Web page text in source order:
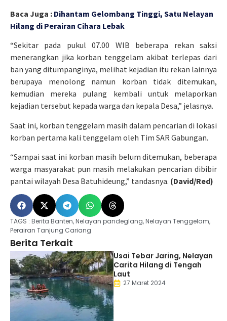
Baca Juga : Dihantam Gelombang Tinggi, Satu Nelayan
Hilang di Perairan Cihara Lebak
“Sekitar pada pukul 07.00 WIB beberapa rekan saksi
menerangkan jika korban tenggelam akibat terlepas dari
ban yang ditumpanginya, melihat kejadian itu rekan lainnya
berupaya menolong namun korban tidak ditemukan,
kemudian mereka pulang kembali untuk melaporkan
kejadian tersebut kepada warga dan kepala Desa,” jelasnya.
Saat ini, korban tenggelam masih dalam pencarian di lokasi
korban pertama kali tenggelam oleh Tim SAR Gabungan.
“Sampai saat ini korban masih belum ditemukan, beberapa
warga masyarakat pun masih melakukan pencarian dibibir
pantai wilayah Desa Batuhideung,” tandasnya. (David/Red)
TAGS : Berita Banten,Nelayan pandeglang,Nelayan Tenggelam,
Perairan Tanjung Cariang
Berita Terkait
Usai Tebar Jaring, Nelayan
Carita Hilang di Tengah
Laut
27 Maret 2024